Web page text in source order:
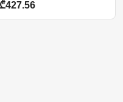
₾427.56